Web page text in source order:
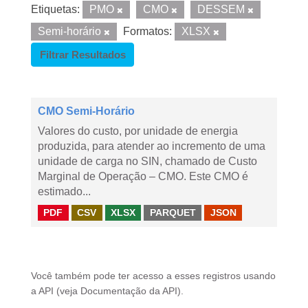
Etiquetas: PMO CMO
DESSEM
Semi-horário
Formatos:
XLSX
Filtrar Resultados
CMO Semi-Horário
Valores do custo, por unidade de energia
produzida, para atender ao incremento de uma
unidade de carga no SIN, chamado de Custo
Marginal de Operação – CMO. Este CMO é
estimado...
PDF CSV XLSX PARQUET JSON
Você também pode ter acesso a esses registros usando
a API (veja Documentação da API ).